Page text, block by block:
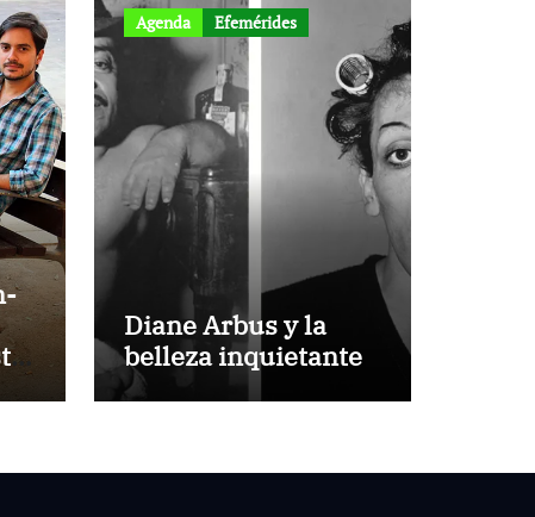
Agenda Efemérides
Diane Arbus y la
belleza inquietante